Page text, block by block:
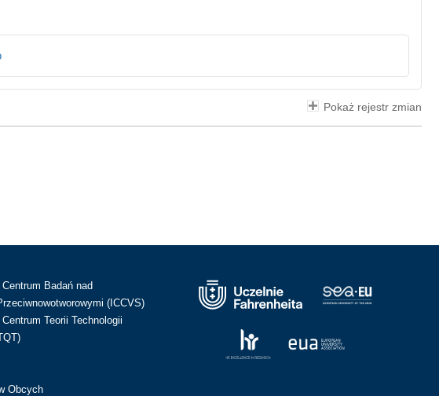
Pokaż rejestr zmian
Badań nad
(ICCVS)
Teorii Technologii
Obcych